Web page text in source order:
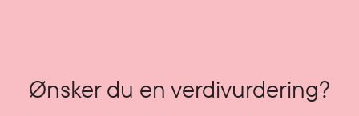
Ønsker du en verdivurdering?